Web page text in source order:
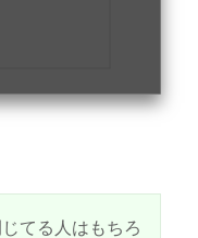
てる人はもちろ